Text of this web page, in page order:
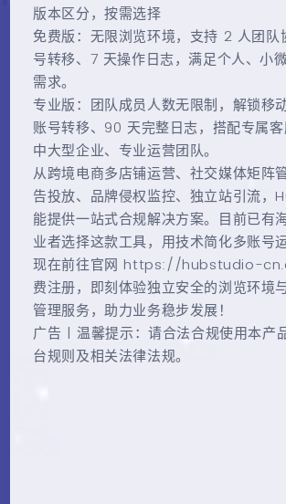
版本区分，按需选择
免费版：无限浏览环境，支持 2 人团队
号转移、7 天操作日志，满足个人、小
需求。
专业版：团队成员人数无限制，解锁移
账号转移、90 天完整日志，搭配专属
中大型企业、专业运营团队。
从跨境电商多店铺运营、社交媒体矩阵
告投放、品牌侵权监控、独立站引流
能提供一站式合规解决方案。目前已有
业者选择这款工具，用技术简化多账号
现在前往官网 https://hubstudio-
费注册，即刻体验独立安全的浏览环境
管理服务，助力业务稳步发展！
广告 | 温馨提示：请合法合规使用本产
台规则及相关法律法规。